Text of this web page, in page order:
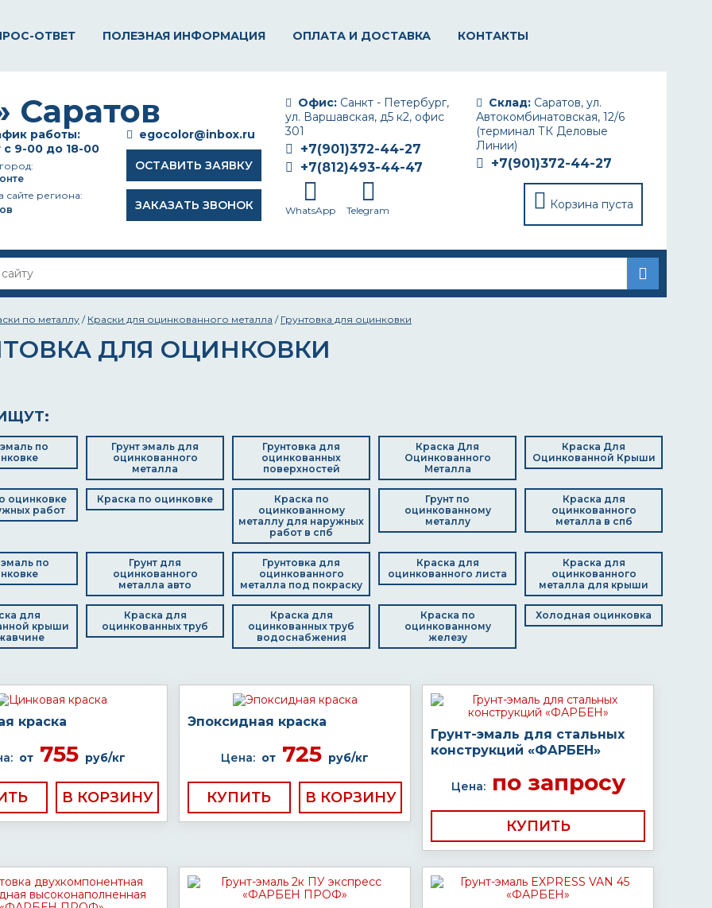
ОТВЕТ ПОЛЕЗНАЯ ИНФОРМАЦИЯ ОПЛАТА И ДОСТАВКА КОНТАКТЫ
Склад: Саратов, ул.
Автокомбинатовская, 12/6
(терминал ТК Деловые
Линии)
+7(901)372-44-27
Корзина пуста
Офис: Санкт - Петербург,
ул. Варшавская, д5 к2, офис
301
+7(901)372-44-27
+7(812)493-44-47
WhatsApp Telegram
egocolor@inbox.ru
ОСТАВИТЬ ЗАЯВКУ
ЗАКАЗАТЬ ЗВОНОК
работы:
с 9-00 до 18-00
сайте региона:
по металлу / Краски для оцинкованного металла / Грунтовка для оцинковки
ДЛЯ ОЦИНКОВКИ
эмаль по
Грунт эмаль для
оцинкованного
металла
Грунтовка для
оцинкованных
поверхностей
Краска Для
Оцинкованного
Металла
Краска Для
Оцинкованной Крыши
оцинковке
работ
Краска по оцинковке
Краска по
оцинкованному
металлу для наружных
работ в спб
Грунт по
оцинкованному
металлу
Краска для
оцинкованного
металла в спб
эмаль по
Грунт для
оцинкованного
металла авто
Грунтовка для
оцинкованного
металла под покраску
Краска для
оцинкованного листа
Краска для
оцинкованного
металла для крыши
для
крыши
Краска для
оцинкованных труб
Краска для
оцинкованных труб
водоснабжения
Краска по
оцинкованному
железу
Холодная оцинковка
краска
от755 руб/кг
Эпоксидная краска
Цена: от 725 руб/кг
КУПИТЬ
Грунт-эмаль для стальных
конструкций «ФАРБЕН»
Цена:по запросу
КУПИТЬ